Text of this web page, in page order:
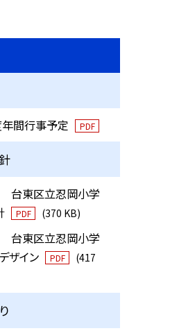
間行事予定 PDF
台東区立忍岡小学
PDF (370 KB)
台東区立忍岡小学
ザイン
PDF
(417